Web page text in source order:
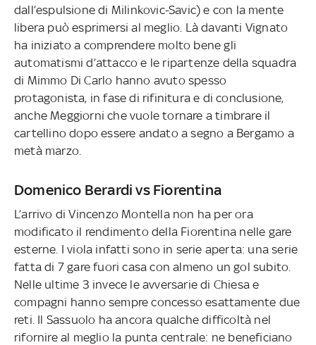
dall’espulsione di Milinkovic-Savic) e con la mente
libera può esprimersi al meglio. Là davanti Vignato
ha iniziato a comprendere molto bene gli
automatismi d’attacco e le ripartenze della squadra
di Mimmo Di Carlo hanno avuto spesso
protagonista, in fase di rifinitura e di conclusione,
anche Meggiorni che vuole tornare a timbrare il
cartellino dopo essere andato a segno a Bergamo a
metà marzo.
Domenico Berardi vs Fiorentina
L’arrivo di Vincenzo Montella non ha per ora
modificato il rendimento della Fiorentina nelle gare
esterne. I viola infatti sono in serie aperta: una serie
fatta di 7 gare fuori casa con almeno un gol subito.
Nelle ultime 3 invece le avversarie di Chiesa e
compagni hanno sempre concesso esattamente due
reti. Il Sassuolo ha ancora qualche difficoltà nel
rifornire al meglio la punta centrale: ne beneficiano